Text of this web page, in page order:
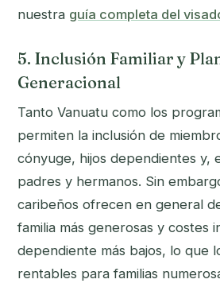
nuestra guía completa del
5. Inclusión Familiar y
Generacional
Tanto Vanuatu como los
permiten la inclusión de
cónyuge, hijos dependientes y,
padres y hermanos. Sin
caribeños ofrecen en general
familia más generosas y costes
dependiente más bajos, lo que
rentables para familias